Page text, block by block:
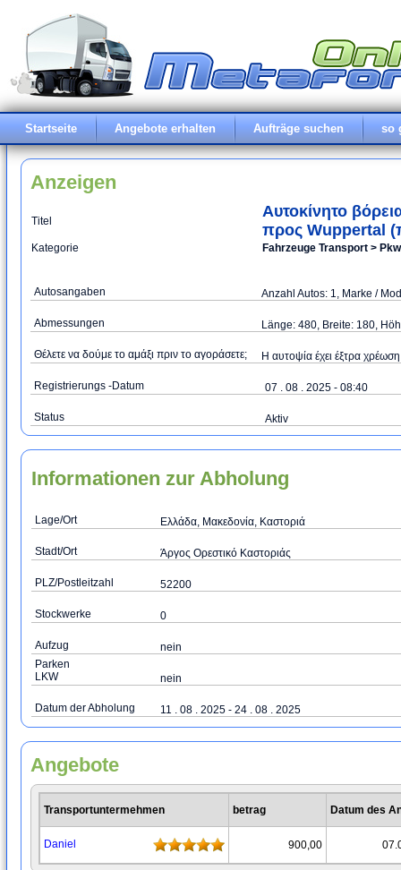
Startseite Angebote erhalten Aufträge suchen so
Anzeigen
Titel
Αυτοκίνητο
προς Wuppertal
Kategorie Fahrzeuge Transport > Pkw
Autosangaben Anzahl Autos: 1, Marke /
Abmessungen Länge: 480, Breite: 180,
Θέλετε να δούμε το αμάξι πριν το αγοράσετε; Η αυτοψία έχει έξτρα
Registrierungs -Datum 07 . 08 . 2025 - 08:40
Status Aktiv
Informationen zur Abholung
Lage/Ort Ελλάδα, Μακεδονία, Καστοριά
Stadt/Ort Άργος Ορεστικό Καστοριάς
PLZ/Postleitzahl 52200
Stockwerke 0
Aufzug
nein
Parken
LKW
nein
Datum der Abholung 11 . 08 . 2025 - 24 . 08 . 2025
Angebote
Transportuntermehmen betrag Datum des
Daniel 900,00